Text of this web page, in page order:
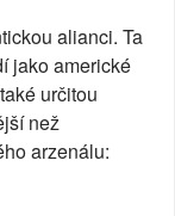
alianci. Ta
jako americké
určitou
než
arzenálu: